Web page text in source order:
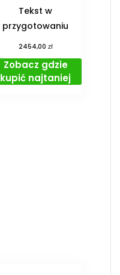
Tekst w
przygotowaniu
2454,00 zł
Zobacz gdzie
kupić najtaniej